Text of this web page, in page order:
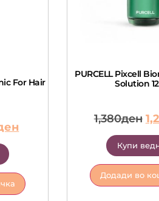
For Hair
PURCELL Pixcell
Solution
1,380ден
Купи
Додади во